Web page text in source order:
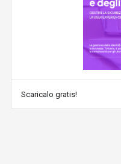
Scaricalo gratis!